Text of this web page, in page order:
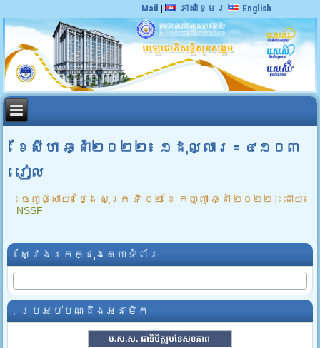
Mail | ភាសាខ្មែរ English
ខែសីហា ឆ្នាំ២០២២៖ ១ដុល្លារ = ៤១០៣
រៀល
ចេញផ្សាយ៖ ថ្ងៃ សុក្រ ទី ០២ ខែ កញ្ញា ឆ្នាំ ២០២២ | ដោយ៖
NSSF
ស្វែងរកក្នុងគេហទំព័រ
ប្រអប់បណ្ដឹងអនាមិក